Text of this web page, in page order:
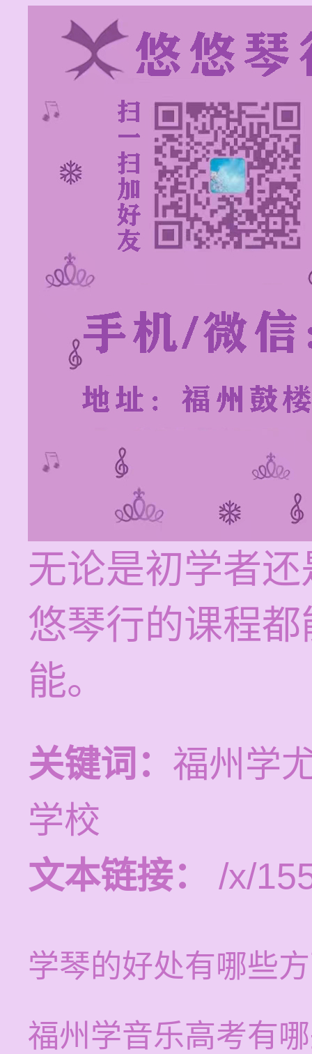
无论是初学者
悠琴行的课程
能。
关键词： 福州学
学校
文本链接：
/x/
学琴的好处有哪些
福州学音乐高考有